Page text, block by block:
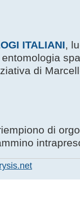
ITALIANI,
di
di